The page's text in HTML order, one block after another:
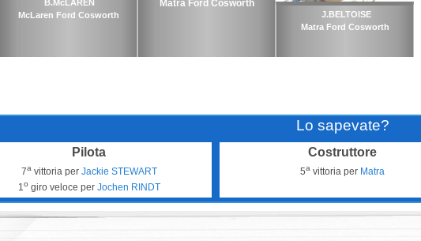
B.McLAREN
McLaren Ford Cosworth
Matra Ford Cosworth
J.BELTOISE
Matra Ford Cosworth
Lo sapevate?
Pilota
7avittoria per Jackie STEWART
1o giro veloce per Jochen RINDT
Costruttore
5a vittoria per Matra